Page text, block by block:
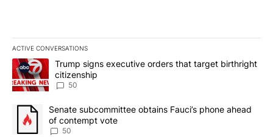
ACTIVE CONVERSATIONS
The following is a list of the most commented articles in the last
A trending article titled "Trump signs executive orders that
Trump signs executive orders that target birthright
citizenship
50
A trending article titled "Senate subcommittee obtains Fauci’s
Senate subcommittee obtains Fauci’s phone ahead
of contempt vote
50